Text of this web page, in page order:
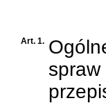
Art. 1.